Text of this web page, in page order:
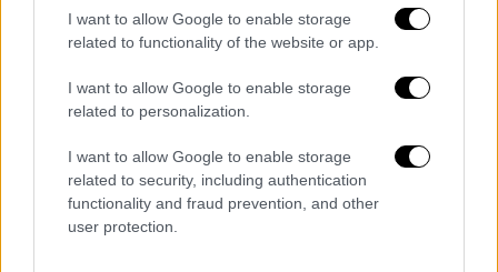
I want to allow Google to enable storage
related to functionality of the website or app.
I want to allow Google to enable storage
related to personalization.
I want to allow Google to enable storage
related to security, including authentication
functionality and fraud prevention, and other
user protection.